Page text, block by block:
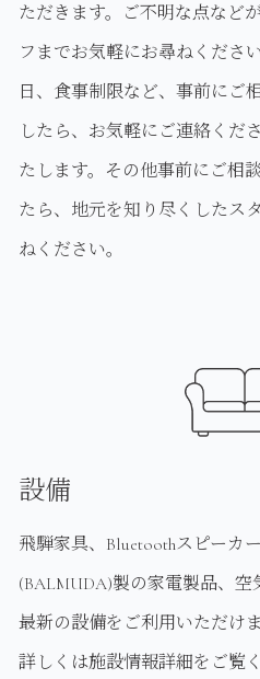
ただきます。ご不明な点など
フまでお気軽にお尋ねくださ
日、食事制限など、事前にご
したら、お気軽にご連絡くだ
たします。その他事前にご相
たら、地元を知り尽くしたス
ねください。
設備
飛騨家具、Bluetoothスピーカ
(BALMUDA)製の家電製品、
最新の設備をご利用いただけま
詳しくは施設情報詳細をご覧く